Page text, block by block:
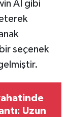
AI gibi
seçenek
Uzun